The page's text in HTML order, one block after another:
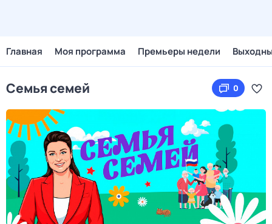
Главная Моя программа Премьеры недели
Семья семей 0